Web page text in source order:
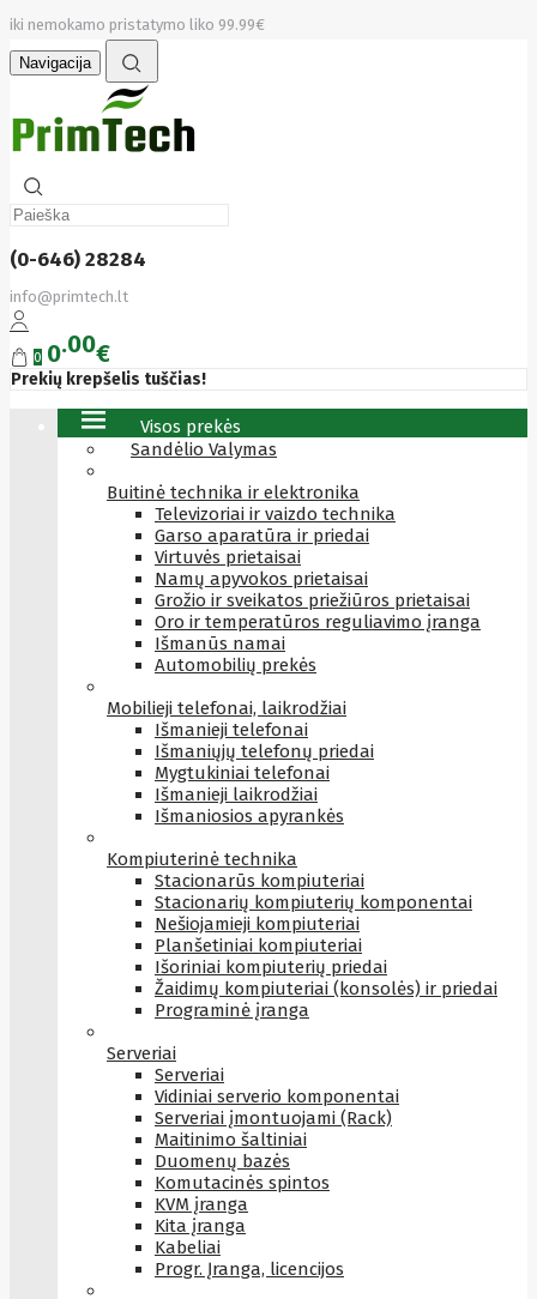
iki nemokamo pristatymo liko 99.99€
Navigacija
(0-646) 28284
info@primtech.lt
0 0 00€
Prekių krepšelis tuščias!
Visos prekės
Sandėlio Valymas
Buitinė technika ir elektronika
Televizoriai ir vaizdo technika
Garso aparatūra ir priedai
Virtuvės prietaisai
Namų apyvokos prietaisai
Grožio ir sveikatos priežiūros prietaisai
Oro ir temperatūros reguliavimo įranga
Išmanūs namai
Automobilių prekės
Mobilieji telefonai, laikrodžiai
Išmanieji telefonai
Išmaniųjų telefonų priedai
Mygtukiniai telefonai
Išmanieji laikrodžiai
Išmaniosios apyrankės
Kompiuterinė technika
Stacionarūs kompiuteriai
Stacionarių kompiuterių komponentai
Nešiojamieji kompiuteriai
Planšetiniai kompiuteriai
Išoriniai kompiuterių priedai
Žaidimų kompiuteriai (konsolės) ir priedai
Programinė įranga
Serveriai
Serveriai
Vidiniai serverio komponentai
Serveriai įmontuojami (Rack)
Maitinimo šaltiniai
Duomenų bazės
Komutacinės spintos
KVM įranga
Kita įranga
Kabeliai
Progr. Įranga, licencijos